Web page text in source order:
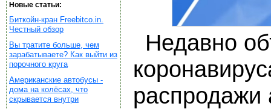
Новые статьи:
Биткойн-кран Freebitco.in.
Честный обзор
Вы тратите больше, чем
зарабатываете? Как выйти из
порочного круга
Американские автобусы -
дома на колёсах, что
скрывается внутри
Недавно
распродажи